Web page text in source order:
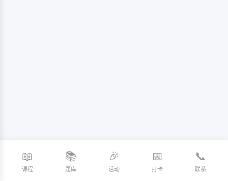
📖
课程
📚
题库
🎉
活动
📅
打卡
📞
联系